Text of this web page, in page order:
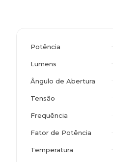
Potência
Lumens
Ângulo de Abertura
Tensão
Frequência
Fator de Potência
Temperatura